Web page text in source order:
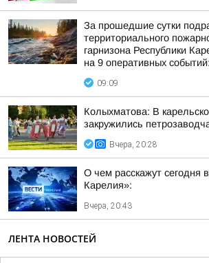
За прошедшие сутки
территориального
гарнизона Республики
на 9 оперативных событий:
09:09
Колыхматова: В
закружились
Вчера, 20:28
О чем расскажут сегодня
Карелия»:
Вчера, 20:43
ЛЕНТА НОВОСТЕЙ